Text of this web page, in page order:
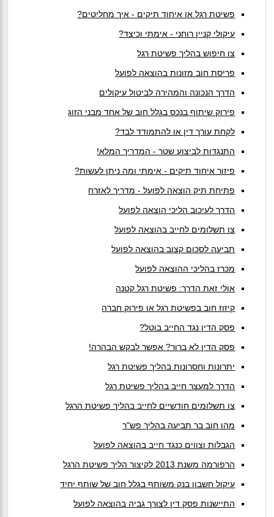
פשיטת רגל או איחוד תיקים - איך מחליטים?
עיקולי קניין רוחני - אימתי וכיצד?
צו חיפוש בהליך פשיטת רגל
פריסת חוב מזונות בהוצאה לפועל
הדרך הנכונה והמהירה לביטול עיקולים
פירוק שיתוף בנכס בגלל חוב של אחד מבני הזוג
לקחת עורך דין או להתמודד לבד?
התנגדות לביצוע שטר - המדריך המלא!
פיזור איחוד תיקים - אימתי ומה ניתן לעשות?
פתיחת תיק הוצאה לפועל - מדריך לאזרח
הדרך לעיכוב הליכי הוצאה לפועל
צו תשלומים לחייב בהוצאה לפועל
תביעה לסכום קצוב בהוצאה לפועל
מכרז בהליכי ההוצאה לפועל
אולי זאת הדרך: פשיטת רגל קטנה
קיזוז חוב בפשיטת רגל או פירוק חברה
פסק הדין נגד החייב בוטל?
פסק הדין לא ברור? אפשר לבקש הבהרה!
יתרונות וחסרונות בהליך פשיטת רגל
הדרך למעצר חייב בהליך פשיטת רגל
צו תשלומים חודשיים לחייב בהליך פשיטת הרגל
מהו חוב בר תביעה בהליך פש"ר
הגבלות וצווים כנגד חייב בהוצאה לפועל
הרפורמה משנת 2013 לקיצור הליך פשיטת הרגל
עיקול חשבון בנק משותף בגלל חוב של שותף יחיד
התיישנות פסק דין לצורך גביה בהוצאה לפועל